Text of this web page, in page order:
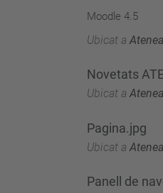
Moodle 4.5
Ubicat a Atenea
Novetats
Ubicat a Atenea
Pagina.jpg
Ubicat a Atenea
Panell de